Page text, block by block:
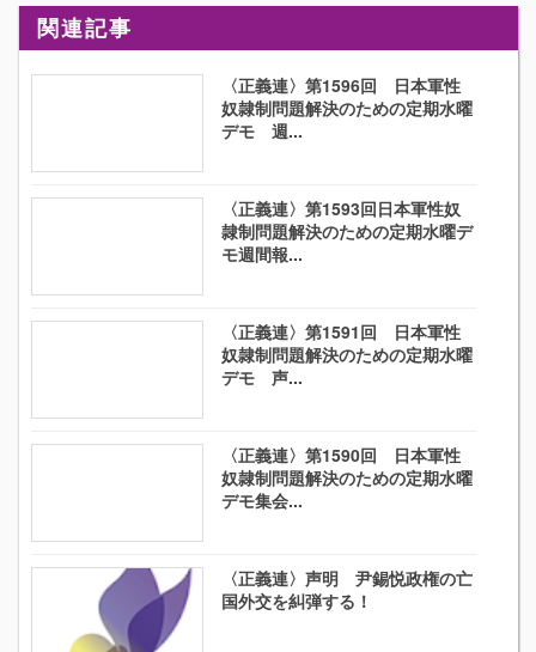
関連記事
〈正義連〉第1596回 日本軍性
奴隷制問題解決のための定期水曜
デモ 週...
〈正義連〉第1593回日本軍性奴
隷制問題解決のための定期水曜デ
モ週間報...
〈正義連〉第1591回 日本軍性
奴隷制問題解決のための定期水曜
デモ 声...
〈正義連〉第1590回 日本軍性
奴隷制問題解決のための定期水曜
デモ集会...
〈正義連〉声明 尹錫悦政権の亡
国外交を糾弾する！